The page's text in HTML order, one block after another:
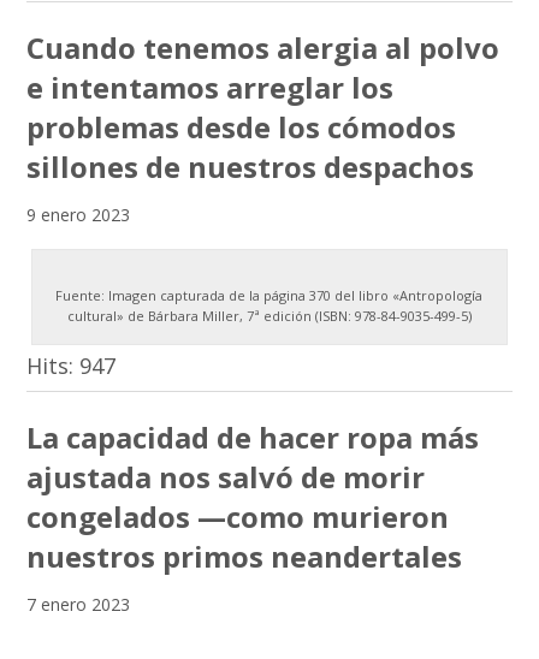
Cuando tenemos alergia al polvo
e intentamos arreglar los
problemas desde los cómodos
sillones de nuestros despachos
9 enero 2023
Fuente: Imagen capturada de la página 370 del libro «Antropología
cultural» de Bárbara Miller, 7ª edición (ISBN: 978-84-9035-499-5)
Hits: 947
La capacidad de hacer ropa más
ajustada nos salvó de morir
congelados —como murieron
nuestros primos neandertales
7 enero 2023